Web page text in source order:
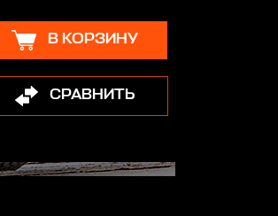
В КОРЗИНУ
СРАВНИТЬ